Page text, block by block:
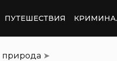
ПУТЕШЕСТВИЯ
природа ➤